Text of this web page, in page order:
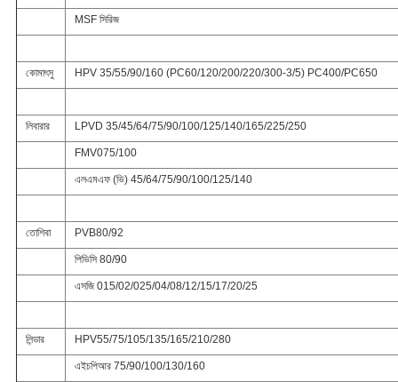
MSF সিরিজ
কোমাৎসু HPV 35/55/90/160 (PC60/120/200/220/300-3/5) PC400/PC650
লিবারার LPVD 35/45/64/75/90/100/125/140/165/225/250
FMV075/100
এলএমএফ (ভি) 45/64/75/90/100/125/140
তোশিবা PVB80/92
পিভিসি 80/90
এসজি 015/02/025/04/08/12/15/17/20/25
লিন্ডার HPV55/75/105/135/165/210/280
এইচপিআর 75/90/100/130/160